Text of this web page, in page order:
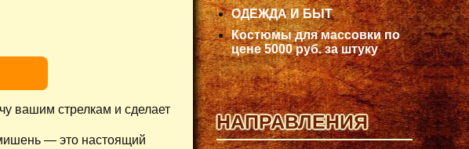
вашим стрелкам и сделает
— это настоящий
ОДЕЖДА И БЫТ
Костюмы для массовки по
цене 5000 руб. за штуку
НАПРАВЛЕНИЯ